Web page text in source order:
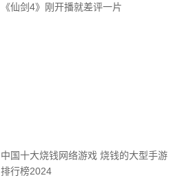
《仙剑4》刚开播就差评一片
中国十大烧钱网络游戏 烧钱的大型手游
排行榜2024